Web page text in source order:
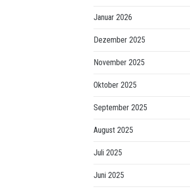
Januar 2026
Dezember 2025
November 2025
Oktober 2025
September 2025
August 2025
Juli 2025
Juni 2025